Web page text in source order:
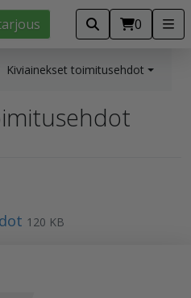
0
Kiviainekset toimitusehdot
120 KB